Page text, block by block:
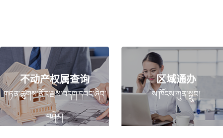
不动产权属查询
གཏན་ཚུགས་ནོར་རྫས་བདག་དབང་ཞིབ་
བཤེར།
区域通办
ས་ཁོངས་ཀུན་སྒྲུབ།